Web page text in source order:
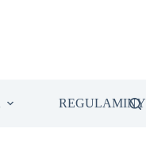
REGULAMINY